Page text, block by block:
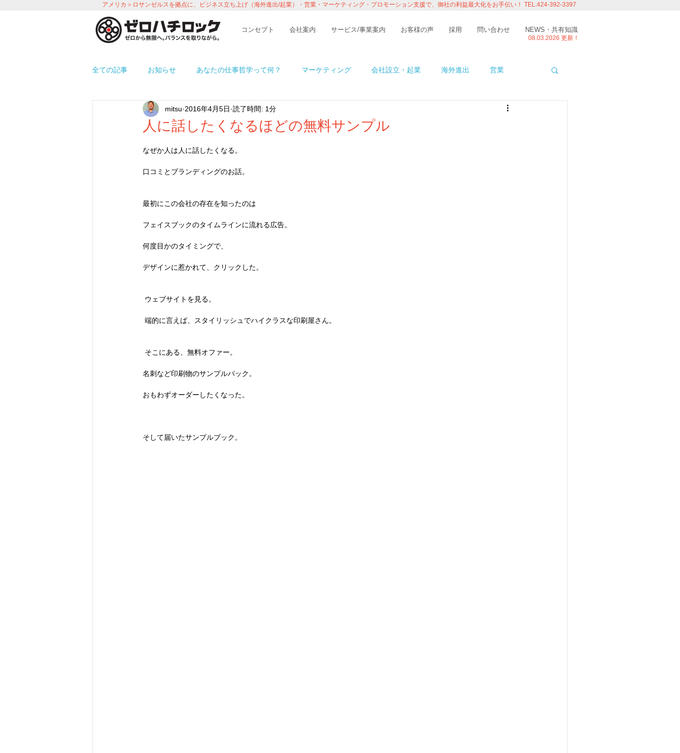
アメリカ＞ロサンゼルスを拠点に、ビジネス立ち上げ（海外進出/起業）・営業・マーケティング・プロモーション支援で、御社の利益最大化をお手伝い！ TEL:424-392-3397
コンセプト 会社案内 サービス/事業案内 お客様の声 採用 問い合わせ NEWS・共有知識
08.03.2026 更新！
全ての記事 お知らせ あなたの仕事哲学って何？ マーケティング 会社設立・起業 海外進出 営業
プロモーション 労務＆人事 in アメリカ イベント・レポート ITエンジニアの視点
使えるアプリ紹介 オフィス環境
人に話したくなるほどの無料サンプル
mitsu 2016年4月5日 読了時間: 1分
なぜか人は人に話したくなる。
口コミとブランディングのお話。
最初にこの会社の存在を知ったのは
フェイスブックのタイムラインに流れる広告。
何度目かのタイミングで、
デザインに惹かれて、クリックした。
ウェブサイトを見る。
端的に言えば、スタイリッシュでハイクラスな印刷屋さん。
そこにある、無料オファー。
名刺など印刷物のサンプルパック。
おもわずオーダーしたくなった。
そして届いたサンプルブック。